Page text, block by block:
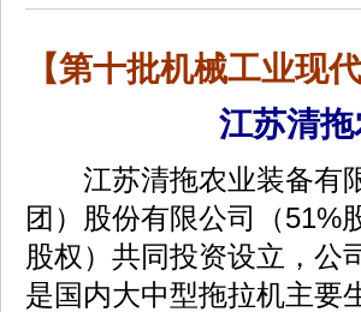
【第十批机械工业现
江苏清
江苏清拖农业装备有限
团）股份有限公司（51%
股权）共同投资设立，公
是国内大中型拖拉机主要